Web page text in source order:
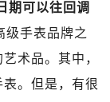
期可以往回调
级手表品牌之
术品。其中，
。但是，有很